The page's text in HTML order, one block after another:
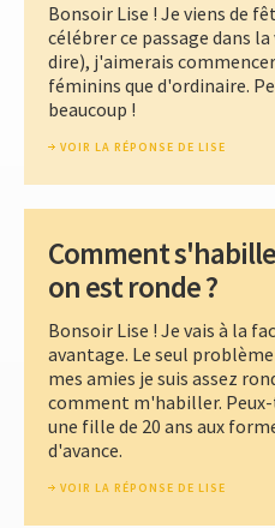
Bonsoir Lise ! Je viens de
célébrer ce passage dans
dire), j'aimerais
féminins que d'ordinaire.
beaucoup !
VOIR LA RÉPONSE DE LISE
Comment
on est ronde ?
Bonsoir Lise ! Je vais à la
avantage. Le seul
mes amies je suis assez
comment m'habiller.
une fille de 20 ans aux
d'avance.
VOIR LA RÉPONSE DE LISE